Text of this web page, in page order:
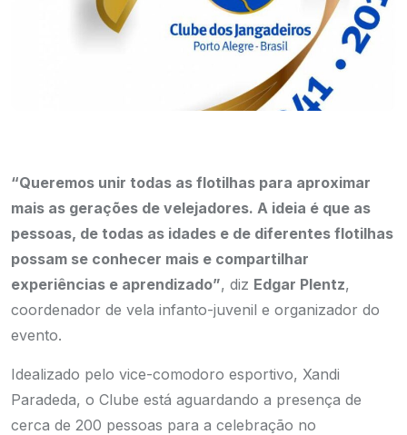
“Queremos unir todas as flotilhas para aproximar
mais as gerações de velejadores. A ideia é que as
pessoas, de todas as idades e de diferentes flotilhas
possam se conhecer mais e compartilhar
experiências e aprendizado”, diz Edgar Plentz,
coordenador de vela infanto-juvenil e organizador do
evento.
Idealizado pelo vice-comodoro esportivo, Xandi
Paradeda, o Clube está aguardando a presença de
cerca de 200 pessoas para a celebração no